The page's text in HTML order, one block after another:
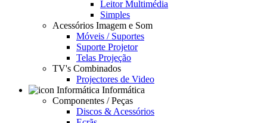
Leitor Multimédia
Simples
Acessórios Imagem e Som
Móveis / Suportes
Suporte Projetor
Telas Projeção
TV's Combinados
Projectores de Video
Informática
Componentes / Peças
Discos & Acessórios